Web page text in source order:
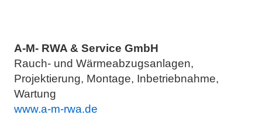
A-M- RWA & Service GmbH
Rauch- und Wärmeabzugsanlagen,
Projektierung, Montage, Inbetriebnahme,
Wartung
www.a-m-rwa.de